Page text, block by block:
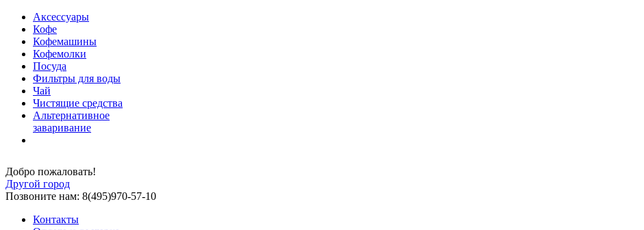
Аксессуары
Кофе
Кофемашины
Кофемолки
Посуда
Фильтры для воды
Чай
Чистящие средства
Альтернативное
заваривание
Добро пожаловать!
Другой город
Позвоните нам: 8(495)970-57-10
Контакты